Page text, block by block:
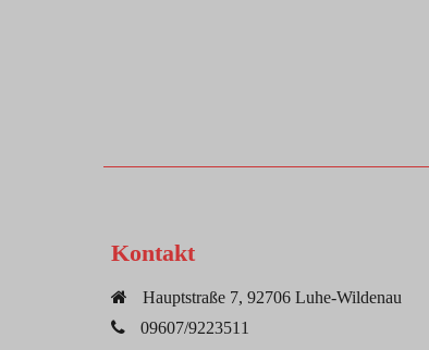
Kontakt
Hauptstraße 7, 92706 Luhe-Wildenau
09607/9223511